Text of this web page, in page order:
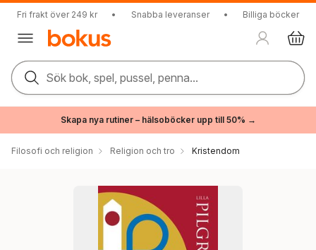
Fri frakt över 249 kr • Snabba leveranser • Billiga böcker
Sök bok, spel, pussel, penna...
Skapa nya rutiner – hälsoböcker upp till 50% →
Filosofi och religion Religion och tro Kristendom